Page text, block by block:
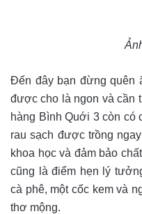
Đến đây bạn đừng quên
được cho là ngon và cần
hàng Bình Quới 3 còn có
rau sạch được trồng
khoa học và đảm bảo
cũng là điểm hẹn lý
cà phê, một cốc kem và
thơ mộng.